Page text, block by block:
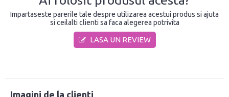
Impartaseste parerile tale despre utilizarea acestui produs si ajuta
si ceilalti clienti sa faca alegerea potrivita
LASA UN REVIEW
Imagini de la clienti